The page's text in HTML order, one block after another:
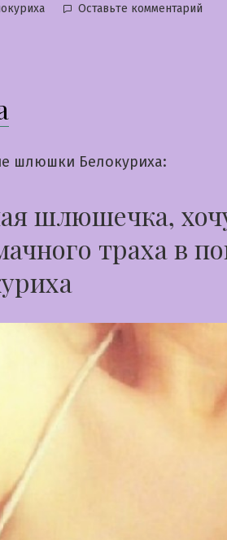
Оставьте комментарий
шлюшки Белокуриха:
шлюшечка,
траха в